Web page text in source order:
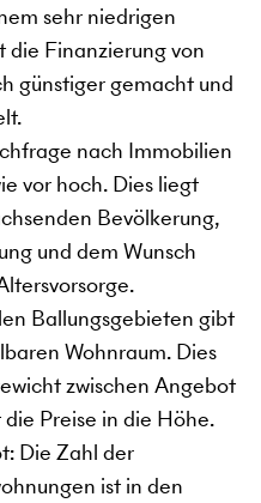
sehr niedrigen
die Finanzierung von
günstiger gemacht und
nach Immobilien
vor hoch. Dies liegt
Bevölkerung,
und dem Wunsch
Ballungsgebieten gibt
Wohnraum. Dies
zwischen Angebot
Preise in die Höhe.
Die Zahl der
ist in den